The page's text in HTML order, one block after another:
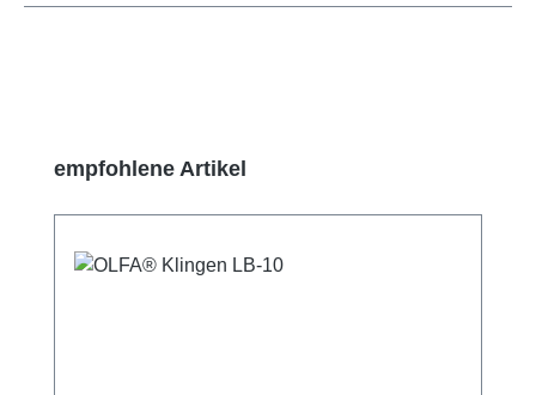
Produktgalerie überspringen
empfohlene Artikel